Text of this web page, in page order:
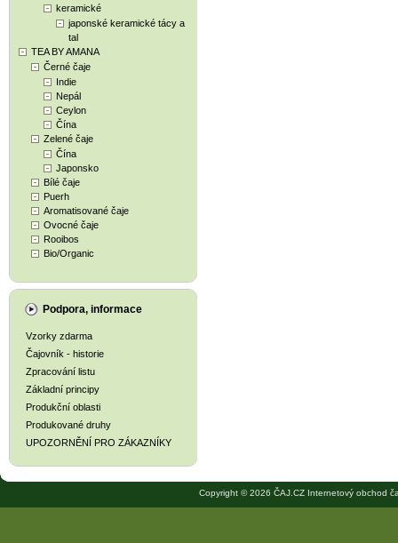
keramické
japonské keramické tácy a
tal
TEA BY AMANA
Černé čaje
Indie
Nepál
Ceylon
Čína
Zelené čaje
Čína
Japonsko
Bílé čaje
Puerh
Aromatisované čaje
Ovocné čaje
Rooibos
Bio/Organic
Podpora, informace
Vzorky zdarma
Čajovník - historie
Zpracování listu
Základní principy
Produkční oblasti
Produkované druhy
UPOZORNĚNÍ PRO ZÁKAZNÍKY
Copyright © 2026 ČAJ.CZ Internetový obchod